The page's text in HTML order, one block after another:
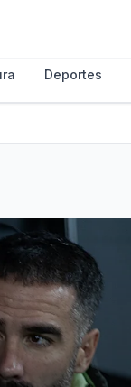
Deportes